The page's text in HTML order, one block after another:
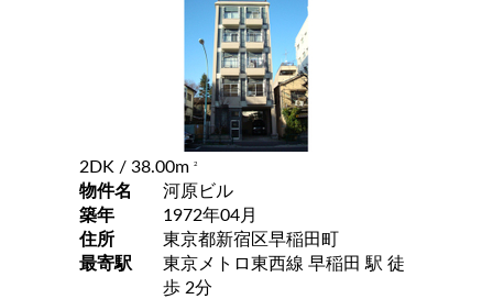
2DK / 38.00m 2
物件名
河原ビル
築年
1972年04月
住所
東京都新宿区早稲田町
最寄駅
東京メトロ東西線 早稲田 駅 徒
歩 2分